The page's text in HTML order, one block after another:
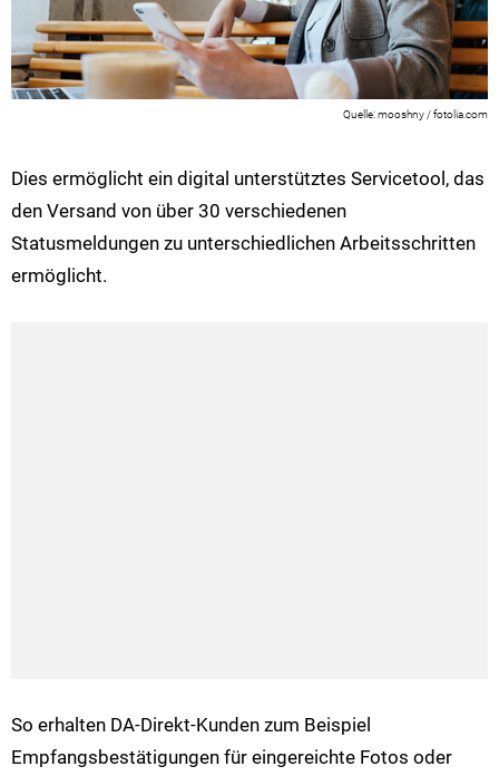
mooshny / fotolia.com
Dies ermöglicht ein digital unterstütztes Servicetool, das
den Versand von über 30 verschiedenen
Statusmeldungen zu unterschiedlichen Arbeitsschritten
ermöglicht.
So erhalten DA-Direkt-Kunden zum Beispiel
Empfangsbestätigungen für eingereichte Fotos oder